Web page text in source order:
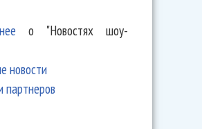
о "Новостях шоу-
новости
партнеров